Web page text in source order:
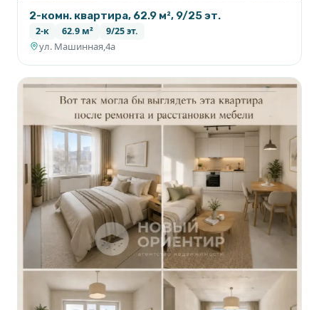
2-комн. квартира, 62.9 м², 9/25 эт.
2-к 62.9 м² 9/25 эт.
ул. Машинная,4а